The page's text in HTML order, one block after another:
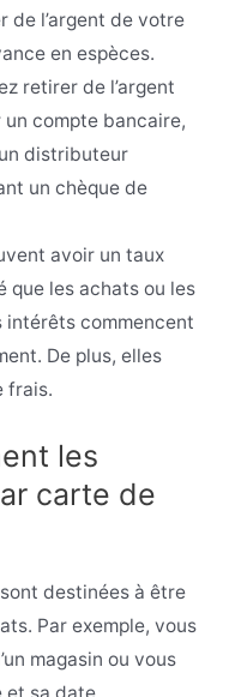
de l’argent de votre
en espèces.
retirer de l’argent
compte bancaire,
distributeur
un chèque de
avoir un taux
que les achats ou les
commencent
De plus, elles
frais.
les
carte de
destinées à être
Par exemple, vous
magasin ou vous